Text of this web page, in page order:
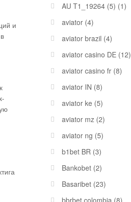
и
AU T1_19264 (5) (1)
aviator(4)
aviator brazil (4)
aviator casino DE(12)
aviator casino fr(8)
aviator IN (8)
aviator ke (5)
aviator mz(2)
aviator ng (5)
b1bet BR (3)
Bankobet(2)
Basaribet(23)
bbrbet colombia (8)